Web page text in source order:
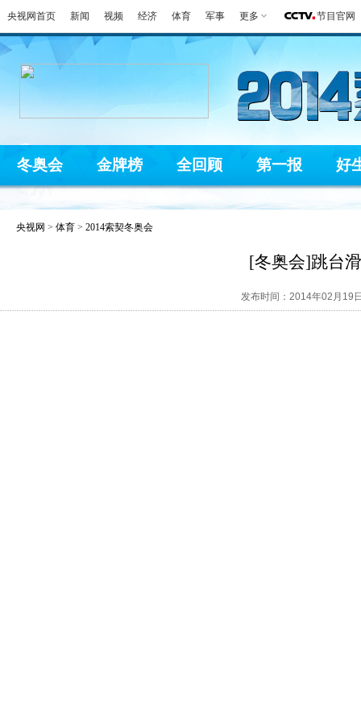
央视网首页 新闻 视频 经济 体育 军事 更多 节目官网
冬奥会 金牌榜 全回顾 第一报 好
央视网 > 体育 > 2014索契冬奥会
[冬奥会]跳台
发布时间：2014年02月19